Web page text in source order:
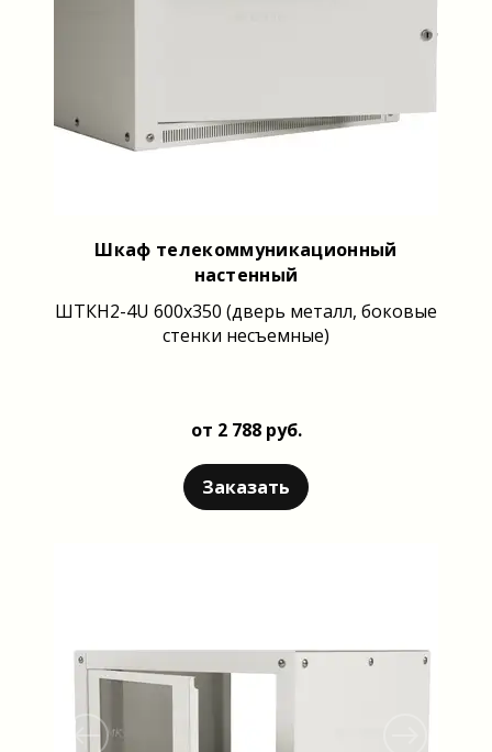
Шкаф телекоммуникационный
настенный
ШТКН2-4U 600x350 (дверь металл, боковые
стенки несъемные)
от 2 788 руб.
Заказать